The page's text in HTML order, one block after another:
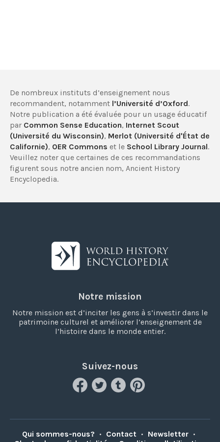
De nombreux instituts d’enseignement nous
recommandent, notamment l’Université d’Oxford.
Notre publication a été évaluée pour un usage éducatif
par Common Sense Education, Internet Scout
(Université du Wisconsin), Merlot (Université d'État de
Californie), OER Commons et le School Library Journal.
Veuillez noter que certaines de ces recommandations
figurent sous notre ancien nom, Ancient History
Encyclopedia.
Notre mission
Notre mission est d’inciter les gens à s’investir dans le
patrimoine culturel et améliorer l’enseignement de
l’histoire dans le monde entier.
Suivez-nous
Qui sommes-nous? • Contact • Newsletter •